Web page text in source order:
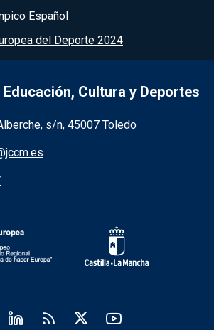
Español
del Deporte 2024
Cultura y Deportes
de la institución
s/n, 45007 Toledo
JCCM